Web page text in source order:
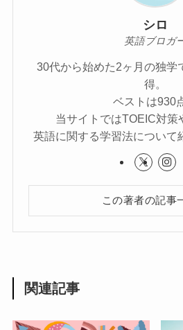
シロ
英語ブロガ
30代から始めた2ヶ月の独学
得。
ベストは930
当サイトではTOEIC対策
英語に関する学習法について
この著者の記事
関連記事